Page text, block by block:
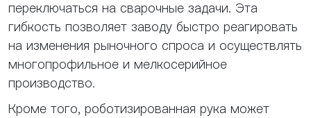
переключаться на сварочные задачи. Эта
гибкость позволяет заводу быстро реагировать
на изменения рыночного спроса и осуществлять
многопрофильное и мелкосерийное
производство.
Кроме того, роботизированная рука может